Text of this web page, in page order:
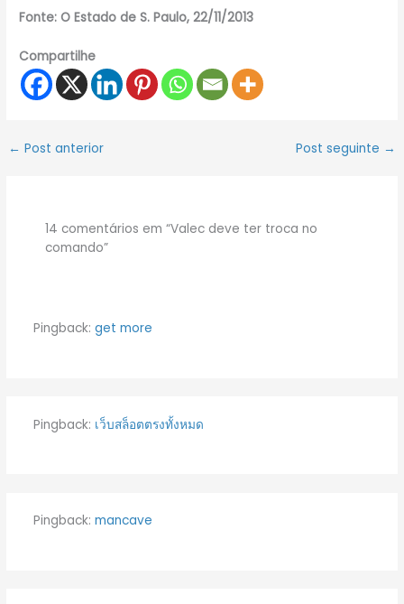
Fonte: O Estado de S. Paulo, 22/11/2013
Compartilhe
← Post anterior Post seguinte →
14 comentários em “Valec deve ter troca no
comando”
Pingback: get more
Pingback: เว็บสล็อตตรงทั้งหมด
Pingback: mancave